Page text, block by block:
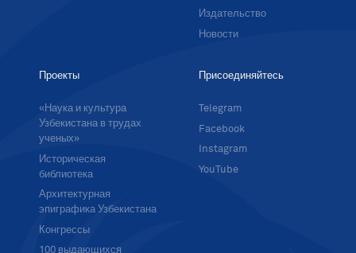
Издательство
Новости
Проекты
«Наука и культура
Узбекистана в трудах
ученых»
Историческая
библиотека
Архитектурная
эпиграфика Узбекистана
Конгрессы
100 выдающихся
Присоединяйтесь
Telegram
Facebook
Instagram
YouTube